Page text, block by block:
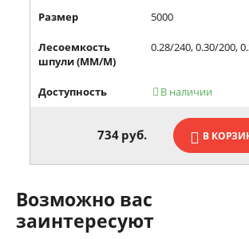
Размер 5000
Лесоемкость
шпули (MM/М)
0.28/240, 0.30/200,
Доступность В наличии

734 руб. В
Возможно вас
заинтересуют